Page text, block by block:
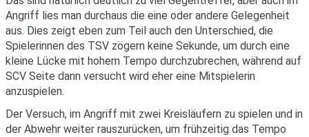
Angriff lies man durchaus die eine oder andere Gelegenheit
aus. Dies zeigt eben zum Teil auch den Unterschied, die
Spielerinnen des TSV zögern keine Sekunde, um durch eine
kleine Lücke mit hohem Tempo durchzubrechen, während auf
SCV Seite dann versucht wird eher eine Mitspielerin
anzuspielen.
Der Versuch, im Angriff mit zwei Kreisläufern zu spielen und in
der Abwehr weiter rauszurücken, um frühzeitig das Tempo